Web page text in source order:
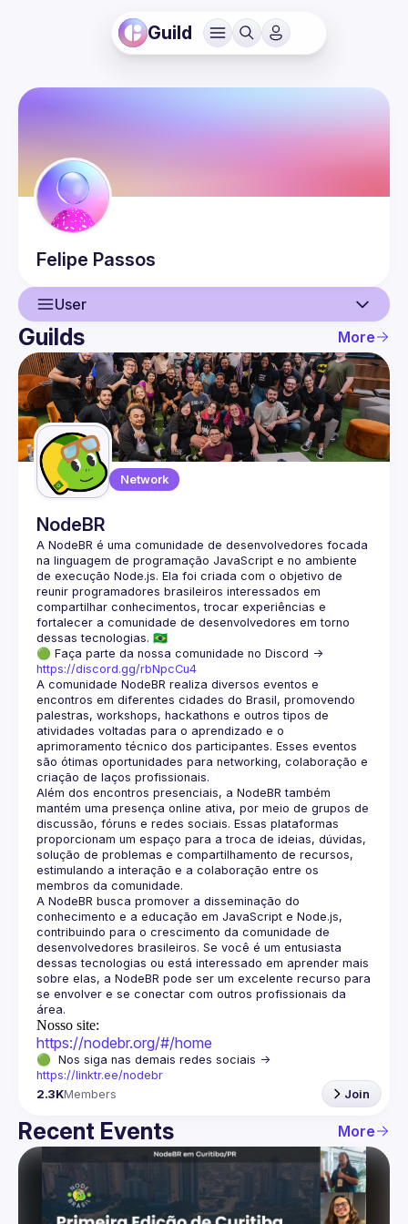
Guild
Felipe Passos
User
User
Events
Guilds
Guilds More
Network
NodeBR
A NodeBR é uma comunidade de desenvolvedores focada
na linguagem de programação JavaScript e no ambiente
de execução Node.js. Ela foi criada com o objetivo de
reunir programadores brasileiros interessados em
compartilhar conhecimentos, trocar experiências e
fortalecer a comunidade de desenvolvedores em torno
🟢 Faça parte da nossa comunidade no Discord ->
https://discord.gg/rbNpcCu4
A comunidade NodeBR realiza diversos eventos e
encontros em diferentes cidades do Brasil, promovendo
palestras, workshops, hackathons e outros tipos de
atividades voltadas para o aprendizado e o
aprimoramento técnico dos participantes. Esses eventos
são ótimas oportunidades para networking, colaboração e
Além dos encontros presenciais, a NodeBR também
mantém uma presença online ativa, por meio de grupos de
discussão, fóruns e redes sociais. Essas plataformas
proporcionam um espaço para a troca de ideias, dúvidas,
solução de problemas e compartilhamento de recursos,
estimulando a interação e a colaboração entre os
A NodeBR busca promover a disseminação do
conhecimento e a educação em JavaScript e Node.js,
contribuindo para o crescimento da comunidade de
desenvolvedores brasileiros. Se você é um entusiasta
dessas tecnologias ou está interessado em aprender mais
sobre elas, a NodeBR pode ser um excelente recurso para
se envolver e se conectar com outros profissionais da
Nosso site:
https://nodebr.org/#/home
https://linktr.ee/nodebr
2.3KMembers Join
Recent Events More